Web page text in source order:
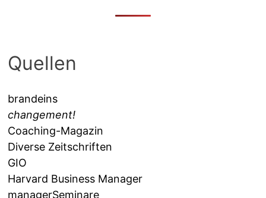
Quellen
brandeins
changement!
Coaching-Magazin
Diverse Zeitschriften
GIO
Harvard Business Manager
managerSeminare